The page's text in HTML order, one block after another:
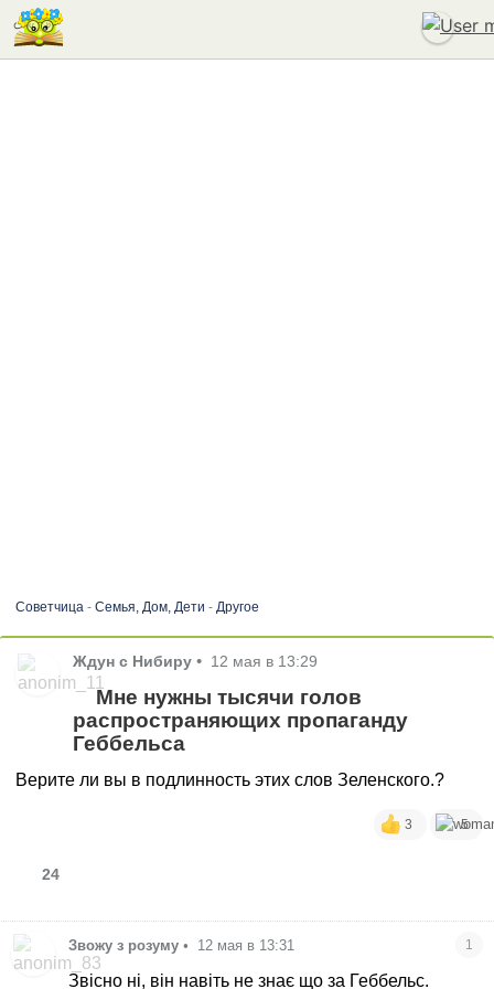
Советчица- Семья, Дом, Дети - Другое
Ждун с Нибиру • 12 мая в 13:29
Мне нужны тысячи голов
распространяющих пропаганду
Геббельса
Верите ли вы в подлинность этих слов Зеленского.?
3 5
24
Звожу з розуму • 12 мая в 13:31 1
Звісно ні, він навіть не знає що за Геббельс.